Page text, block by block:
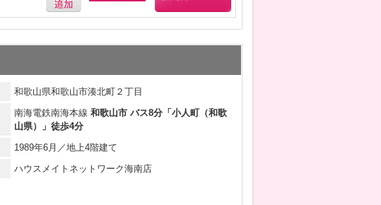
和歌山県和歌山市湊北町２丁目
南海電鉄南海本線 和歌山市 バス8分「小人町（和歌
山県）」徒歩4分
1989年6月／地上4階建て
ハウスメイトネットワーク海南店